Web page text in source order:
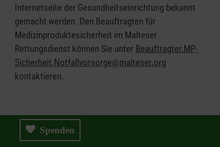
Internetseite der Gesundheitseinrichtung bekannt
gemacht werden. Den Beauftragten für
Medizinproduktesicherheit im Malteser
Rettungsdienst können Sie unter Beauftragter.MP-
Sicherheit.Notfallvorsorge@malteser.org
kontaktieren.
Spenden